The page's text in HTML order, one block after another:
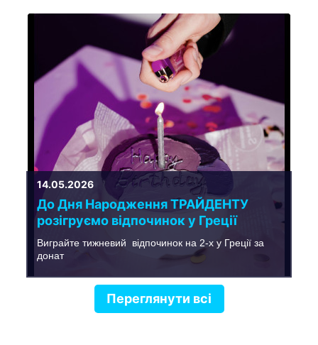
14.05.2026
До Дня Народження ТРАЙДЕНТУ
розігруємо відпочинок у Греції
Виграйте тижневий відпочинок на 2-х у Греції за
донат
Переглянути всі